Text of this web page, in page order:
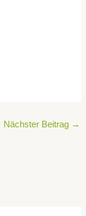
Nächster Beitrag →